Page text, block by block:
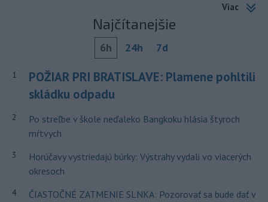
Viac
Najčítanejšie
6h 24h 7d
1
POŽIAR PRI BRATISLAVE: Plamene pohltili
skládku odpadu
2
Po streľbe v škole neďaleko Bangkoku hlásia štyroch
mŕtvych
3
Horúčavy vystriedajú búrky: Výstrahy vydali vo viacerých
okresoch
4
ČIASTOČNÉ ZATMENIE SLNKA: Pozorovať sa bude dať v